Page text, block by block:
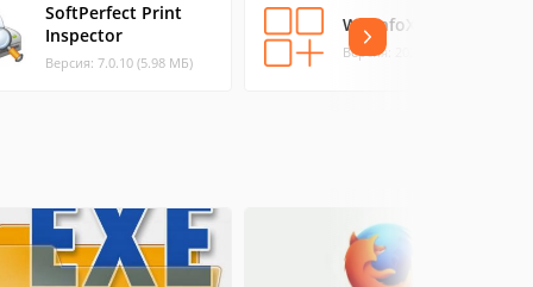
SoftPerfect Print
Inspector
Версия: 7.0.10 (5.98 МБ)
WinInfoX64
Версия: 2026.0 (28.71 МБ)